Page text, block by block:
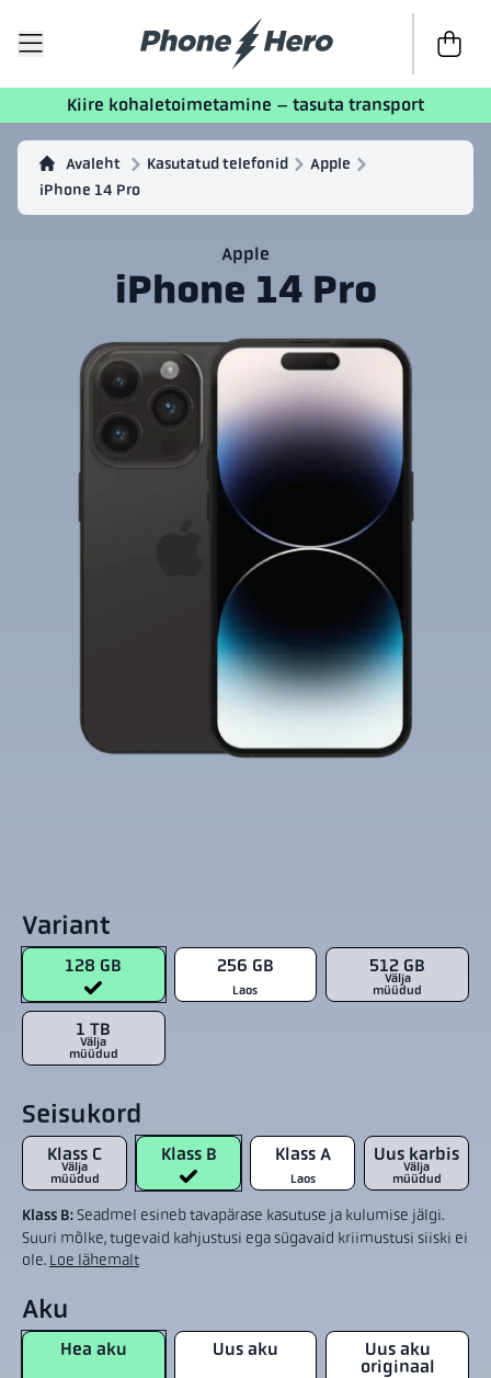
Kassasse
Kiire kohaletoimetamine – tasuta transport
Avaleht Kasutatud telefonid
Apple
iPhone 14 Pro
Apple
iPhone 14 Pro
Variant
128 GB 256 GB
Laos
512 GB
Välja
müüdud
1 TB
Välja
müüdud
Seisukord
Klass C
Välja
müüdud
Klass B Klass A
Laos
Uus karbis
Välja
müüdud
Klass B:Seadmel esineb tavapärase kasutuse ja kulumise jälgi.
Suuri mõlke, tugevaid kahjustusi ega sügavaid kriimustusi siiski ei
ole. Loe lähemalt
Aku
Hea aku Uus aku
Uus aku
originaal